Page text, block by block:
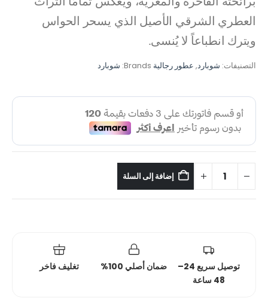
العطري الشرقي الأصيل الذي يسحر الحواس
ويترك انطباعاً لا يُنسى.
التصنيفات: شوبارد, عطور رجالية Brands: شوبارد
إضافة إلى السلة
توصيل سريع 24–
48 ساعة
ضمان أصلي 100% تغليف فاخر